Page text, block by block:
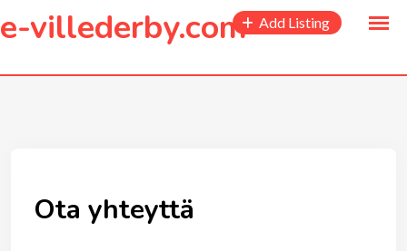
content
e-villederby.com Add Listing
Ota yhteyttä